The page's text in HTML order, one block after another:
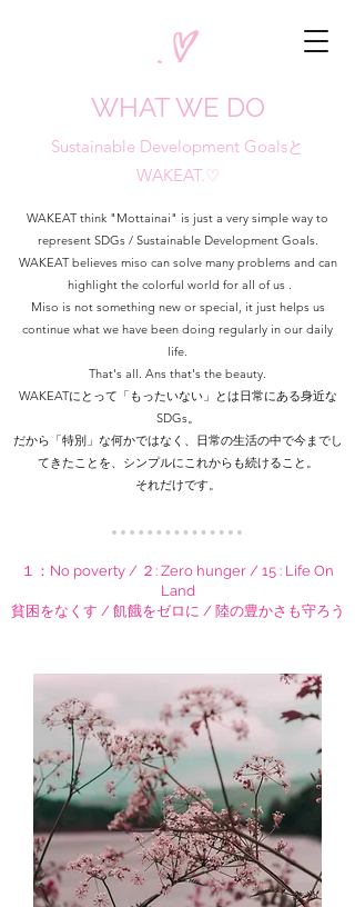
WHAT WE DO
Sustainable Development Goalsと
WAKEAT.♡
WAKEAT think "Mottainai" is just a very simple way to
represent SDGs / Sustainable Development Goals.
WAKEAT believes miso can solve many problems and can
highlight the colorful world for all of us .
Miso is not something new or special, it just helps us
continue what we have been doing regularly in our daily
life.
That's all. Ans that's the beauty.
WAKEATにとって「もったいない」とは日常にある身近な
SDGs。
だから「特別」な何かではなく、日常の生活の中で今までし
てきたことを、シンプルにこれからも続けること。
それだけです。
１：No poverty / ２: Zero hunger / 15 : Life On
Land
貧困をなくす / 飢餓をゼロに / 陸の豊かさも守ろう